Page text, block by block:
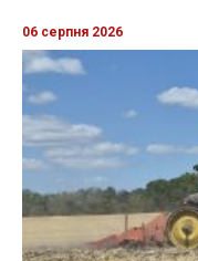
06 серпня 2026